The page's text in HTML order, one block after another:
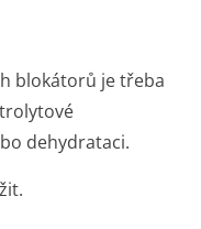
blokátorů je třeba
dehydrataci.